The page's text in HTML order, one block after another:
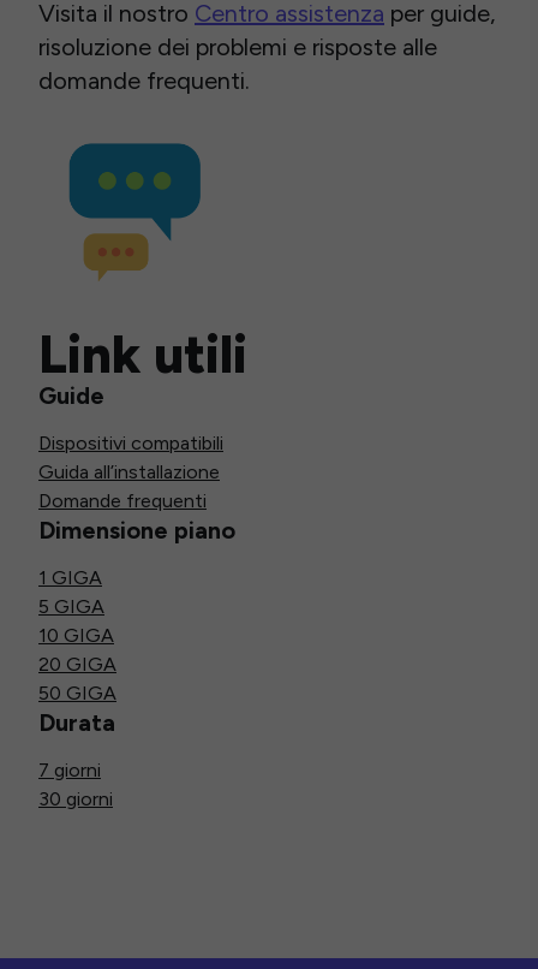
Visita il nostro Centro assistenza per guide,
risoluzione dei problemi e risposte alle
domande frequenti.
Link utili
Guide
Dispositivi compatibili
Guida all’installazione
Domande frequenti
Dimensione piano
1 GIGA
5 GIGA
10 GIGA
20 GIGA
50 GIGA
Durata
7 giorni
30 giorni